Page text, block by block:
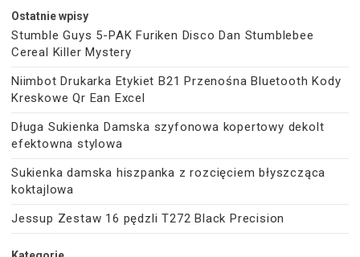
Ostatnie wpisy
Stumble Guys 5-PAK Furiken Disco Dan Stumblebee
Cereal Killer Mystery
Niimbot Drukarka Etykiet B21 Przenośna Bluetooth Kody
Kreskowe Qr Ean Excel
Długa Sukienka Damska szyfonowa kopertowy dekolt
efektowna stylowa
Sukienka damska hiszpanka z rozcięciem błyszcząca
koktajlowa
Jessup Zestaw 16 pędzli T272 Black Precision